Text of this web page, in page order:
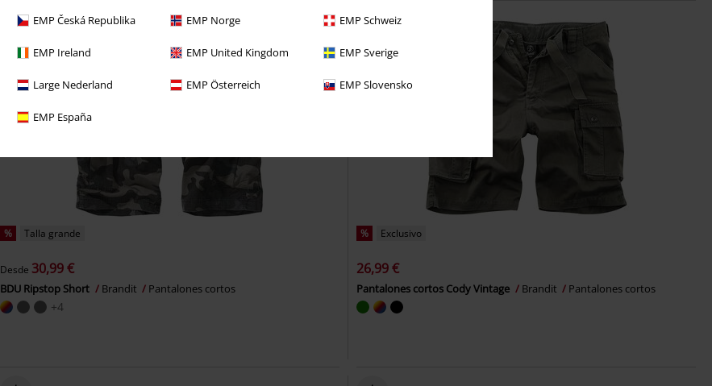
EMP Česká Republika EMP Norge EMP Schweiz
EMP Ireland EMP United Kingdom EMP Sverige
Large Nederland EMP Österreich EMP Slovensko
EMP España
% Talla grande
Desde 30,99 €
BDU Ripstop Short Brandit Pantalones cortos
+4
% Exclusivo
26,99 €
Pantalones cortos Cody Vintage Brandit Pantalones cortos